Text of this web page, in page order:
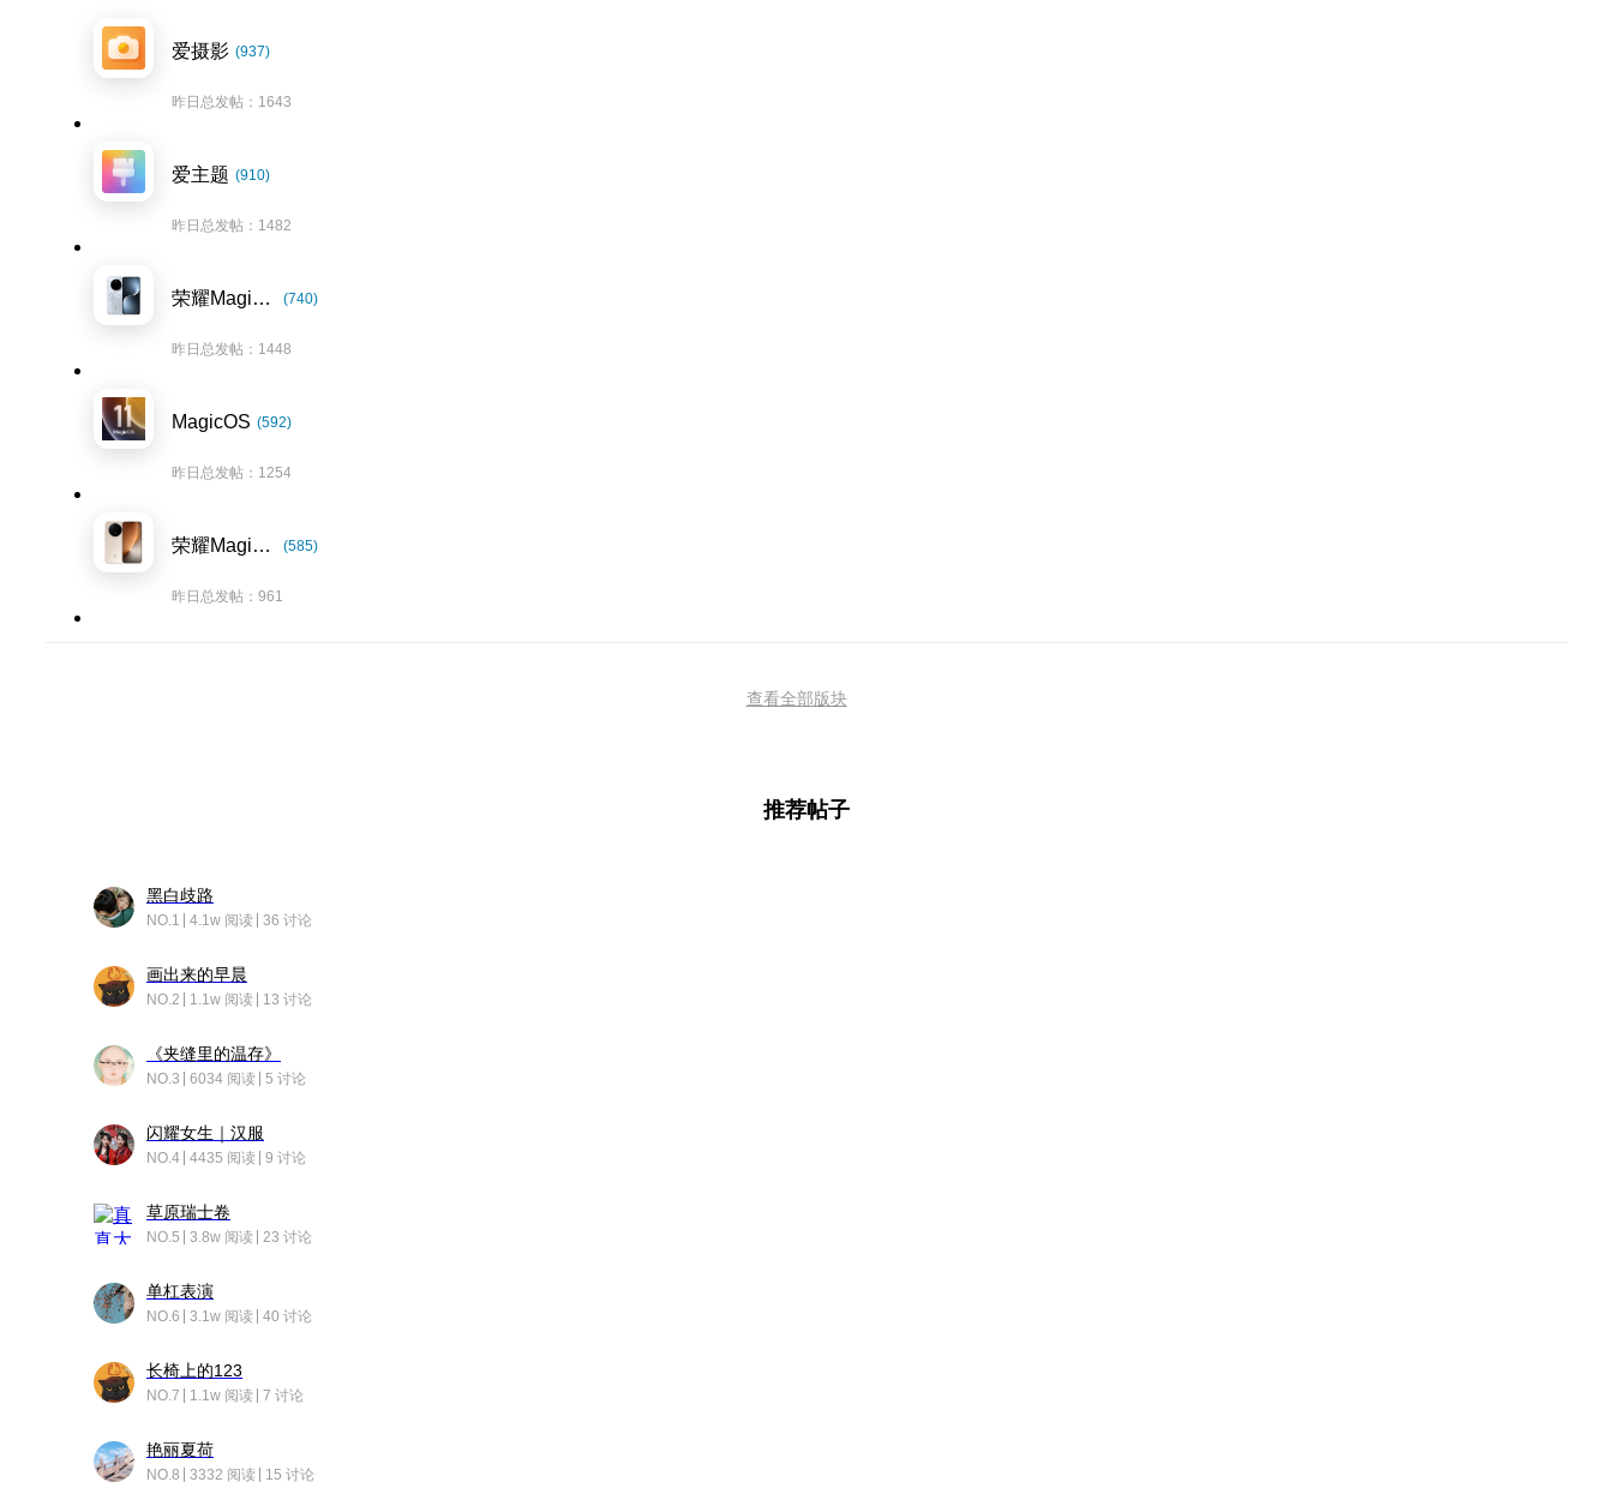
爱摄影 (937)
昨日总发帖：1643
爱主题 (910)
昨日总发帖：1482
荣耀Magic7系列 (740)
昨日总发帖：1448
MagicOS (592)
昨日总发帖：1254
荣耀Magic8系列 (585)
昨日总发帖：961
查看全部版块
推荐帖子
黑白歧路
NO.1 4.1w 阅读 36 讨论
画出来的早晨
NO.2 1.1w 阅读 13 讨论
《夹缝里的温存》
NO.3 6034 阅读 5 讨论
闪耀女生｜汉服
NO.4 4435 阅读 9 讨论
草原瑞士卷
NO.5 3.8w 阅读 23 讨论
单杠表演
NO.6 3.1w 阅读 40 讨论
长椅上的123
NO.7 1.1w 阅读 7 讨论
艳丽夏荷
NO.8 3332 阅读 15 讨论